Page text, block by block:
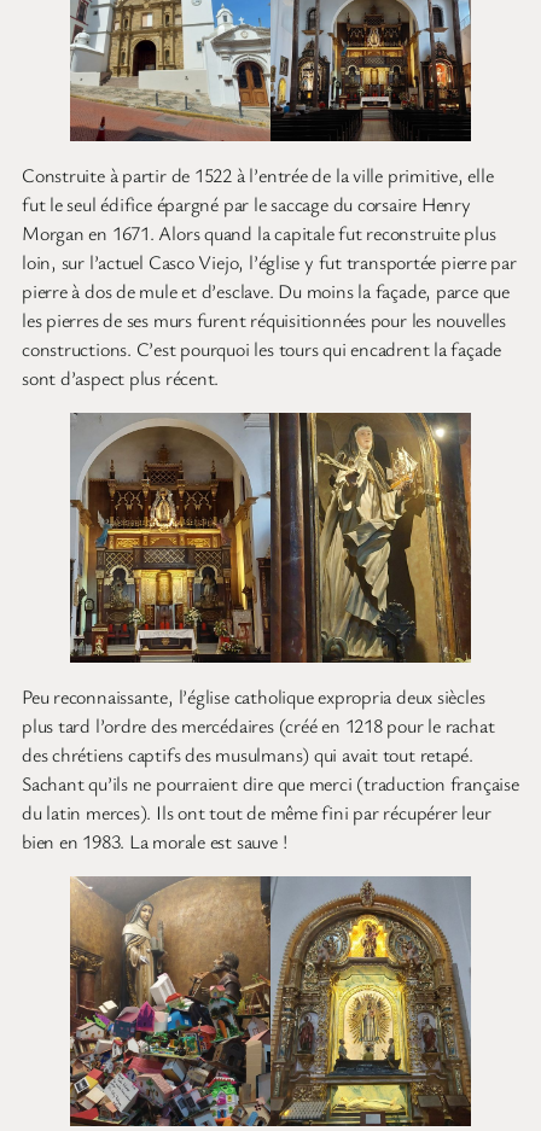
Construite à partir de 1522 à l’entrée de la ville primitive, elle
fut le seul édifice épargné par le saccage du corsaire Henry
Morgan en 1671. Alors quand la capitale fut reconstruite plus
loin, sur l’actuel Casco Viejo, l’église y fut transportée pierre par
pierre à dos de mule et d’esclave. Du moins la façade, parce que
les pierres de ses murs furent réquisitionnées pour les nouvelles
constructions. C’est pourquoi les tours qui encadrent la façade
sont d’aspect plus récent.
Peu reconnaissante, l’église catholique expropria deux siècles
plus tard l’ordre des mercédaires (créé en 1218 pour le rachat
des chrétiens captifs des musulmans) qui avait tout retapé.
Sachant qu’ils ne pourraient dire que merci (traduction française
du latin merces). Ils ont tout de même fini par récupérer leur
bien en 1983. La morale est sauve !